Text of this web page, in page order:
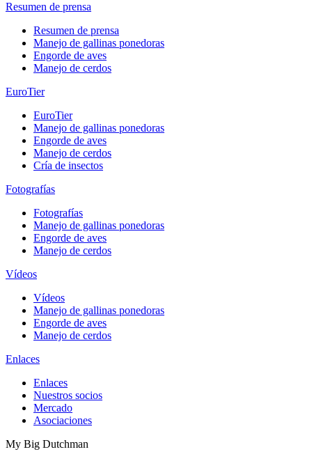
Resumen de prensa
Resumen de prensa
Manejo de gallinas ponedoras
Engorde de aves
Manejo de cerdos
EuroTier
EuroTier
Manejo de gallinas ponedoras
Engorde de aves
Manejo de cerdos
Cría de insectos
Fotografías
Fotografías
Manejo de gallinas ponedoras
Engorde de aves
Manejo de cerdos
Vídeos
Vídeos
Manejo de gallinas ponedoras
Engorde de aves
Manejo de cerdos
Enlaces
Enlaces
Nuestros socios
Mercado
Asociaciones
My Big Dutchman